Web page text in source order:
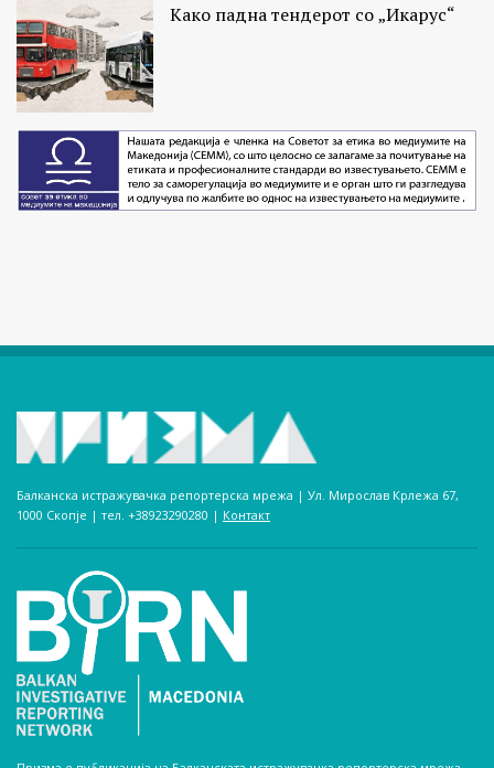
Како падна тендерот со „Икарус“
Балканска истражувачка репортерска мрежа | Ул. Мирослав Крлежа 67,
1000 Скопје | тел. +38923290280­ | Контакт